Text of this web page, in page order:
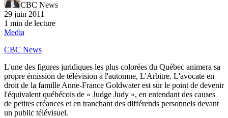
CBC News
29 juin 2011
1 min de lecture
Media
CBC News
L'une des figures juridiques les plus colorées du Québec animera sa
propre émission de télévision à l'automne, L'Arbitre. L'avocate en
droit de la famille Anne-France Goldwater est sur le point de devenir
l'équivalent québécois de « Judge Judy », en entendant des causes
de petites créances et en tranchant des différends personnels devant
un public télévisuel.